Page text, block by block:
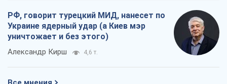
РФ, говорит турецкий МИД, нанесет по
Украине ядерный удар (а Киев мэр
уничтожает и без этого)
Александр Кирш 4,6 т.